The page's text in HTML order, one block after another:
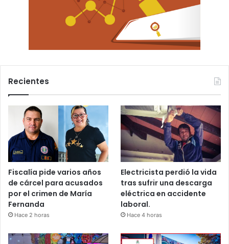
Recientes
Fiscalía pide varios años
de cárcel para acusados
por el crimen de María
Fernanda
Hace 2 horas
Electricista perdió la vida
tras sufrir una descarga
eléctrica en accidente
laboral.
Hace 4 horas